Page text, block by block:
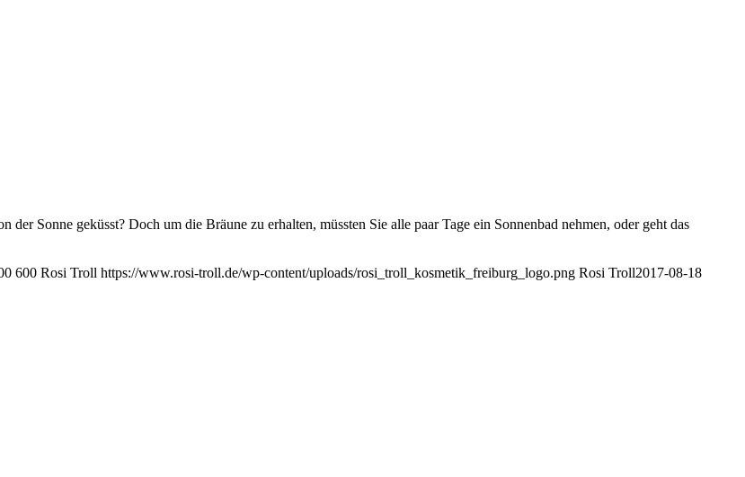
Sonne geküsst? Doch um die Bräune zu erhalten, müssten Sie alle paar Tage ein Sonnenbad nehmen, oder geht das
600 Rosi Troll https://www.rosi-troll.de/wp-content/uploads/rosi_troll_kosmetik_freiburg_logo.png Rosi Troll2017-08-18